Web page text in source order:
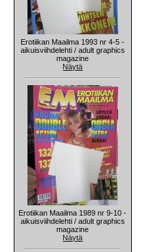
Erotiikan Maailma 1993 nr 4-5 -
aikuisviihdelehti / adult graphics
magazine
Näytä
Erotiikan Maailma 1989 nr 9-10 -
aikuisviihdelehti / adult graphics
magazine
Näytä